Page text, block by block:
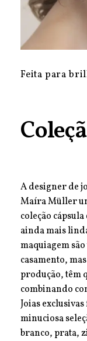
Feita para
A designer de
Maíra Müller
coleção
ainda mais
maquiagem
casamento,
produção, têm
combinando
Joias
minuciosa
branco, prata,